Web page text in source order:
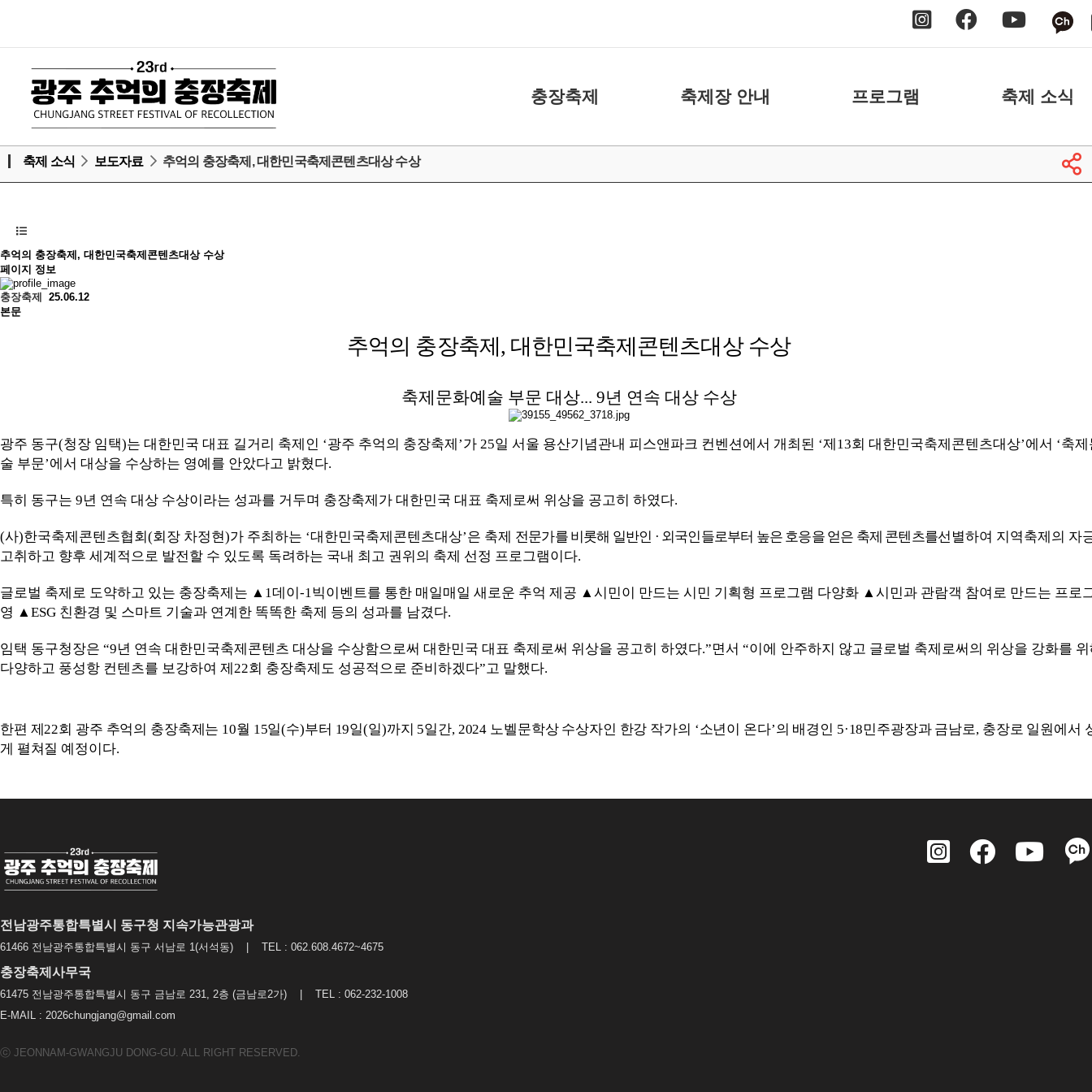
충장축제
축제소개
아카이브
축제장 안내
화장실 안내
주차장 안내
프로그램
날짜별
장소별
축제 소식
공지사항
보도자료
축제 소식 보도자료 추억의 충장축제, 대한민국축제콘텐츠대상 수상
추억의 충장축제, 대한민국축제콘텐츠대상 수상
페이지 정보
충장축제
25.06.12
본문
추억의 충장축제 , 대한민국축제콘텐츠대상 수상
축제문화예술 부문 대상... 9년 연속 대상 수상
광주 동구(청장 임택)는 대한민국 대표 길거리 축제인 ‘광주 추억의 충장축제 ’가 25일 서울 용산기념관내 피스앤파크 컨벤션에서 개최된 ‘제 13회 대한민국축제콘텐츠대상’에서 ‘축
술 부문’에서 대상을 수상하는 영예를 안았다고 밝혔다.
특히 동구는 9년 연속 대상 수상이라는 성과를 거두며 충장축제가 대한민국 대표 축제로써 위상을 공고히 하였다.
(사)한국축제콘텐츠협회(회장 차정현)가 주최하는 ‘대한민국축제콘텐츠대상’은 축제 전문가를 비롯해 일반인 · 외국인들로부터 높은 호응을 얻은 축제 콘텐츠를선별하여 지역축제의 자
고취하고 향후 세계적으로 발전할 수 있도록 독려하는 국내 최고 권위의 축제 선정 프로그램이다.
글로벌 축제로 도약하고 있는 충장축제는 ▲ 1데이-1빅이벤트를 통한 매일매일 새로운 추억 제공 ▲시민이 만드는 시민 기획형 프로그램 다양화 ▲시민과 관람객 참여로 만드는 프로
영 ▲ESG 친환경 및 스마트 기술과 연계한 똑똑한 축제 등의 성과를 남겼다.
임택 동구청장은 “9년 연속 대한민국축제콘텐츠 대상을 수상함으로써 대한민국 대표 축제로써 위상을 공고히 하였다.”면서 “이에 안주하지 않고 글로벌 축제로써의 위상을 강화를
다양하고 풍성항 컨텐츠를 보강하여 제22회 충장축제도 성공적으로 준비하겠다”고 말했다.
한편 제22회 광주 추억의 충장축제는 10월 15일(수)부터 19일(일)까지 5일간, 2024 노벨문학상 수상자인 한강 작가의 ‘소년이 온다’의 배경인 5·18민주광장과 금남로, 충장로 일원에서
게 펼쳐질 예정이다.
전남광주통합특별시 동구청 지속가능관광과
61466 전남광주통합특별시 동구 서남로 1(서석동) | TEL : 062.608.4672~4675
충장축제사무국
61475 전남광주통합특별시 동구 금남로 231, 2층 (금남로2가) | TEL : 062-232-1008
E-MAIL : 2026chungjang@gmail.com
ⓒ JEONNAM-GWANGJU DONG-GU. ALL RIGHT RESERVED.